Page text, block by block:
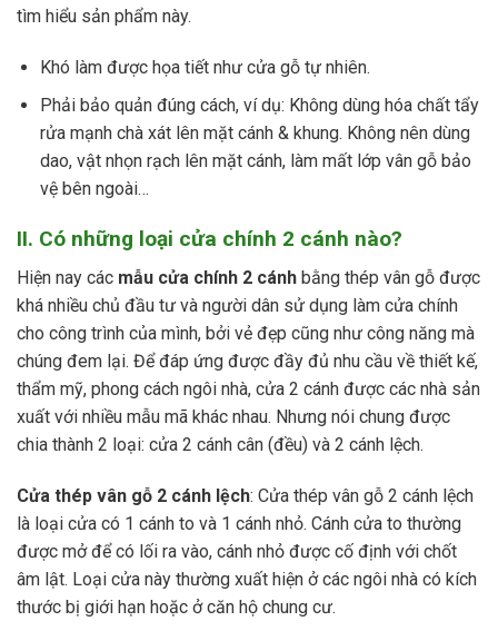
tìm hiểu sản phẩm này.
Khó làm được họa tiết như cửa gỗ tự nhiên.
Phải bảo quản đúng cách, ví dụ: Không dùng hóa chất tẩy
rửa mạnh chà xát lên mặt cánh & khung. Không nên dùng
dao, vật nhọn rạch lên mặt cánh, làm mất lớp vân gỗ bảo
vệ bên ngoài…
II. Có những loại cửa chính 2 cánh nào?
Hiện nay các mẫu cửa chính 2 cánh bằng thép vân gỗ được
khá nhiều chủ đầu tư và người dân sử dụng làm cửa chính
cho công trình của mình, bởi vẻ đẹp cũng như công năng mà
chúng đem lại. Để đáp ứng được đầy đủ nhu cầu về thiết kế,
thẩm mỹ, phong cách ngôi nhà, cửa 2 cánh được các nhà sản
xuất với nhiều mẫu mã khác nhau. Nhưng nói chung được
chia thành 2 loại: cửa 2 cánh cân (đều) và 2 cánh lệch.
Cửa thép vân gỗ 2 cánh lệch: Cửa thép vân gỗ 2 cánh lệch
là loại cửa có 1 cánh to và 1 cánh nhỏ. Cánh cửa to thường
được mở để có lối ra vào, cánh nhỏ được cố định với chốt
âm lật. Loại cửa này thường xuất hiện ở các ngôi nhà có kích
thước bị giới hạn hoặc ở căn hộ chung cư.